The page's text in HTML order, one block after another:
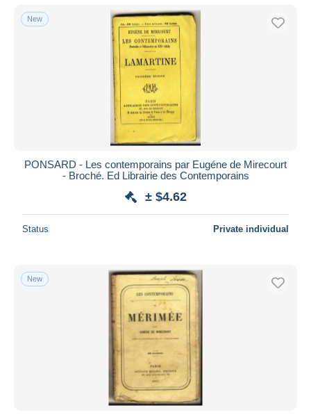
New
PONSARD - Les contemporains par Eugéne de Mirecourt
- Broché. Ed Librairie des Contemporains
± $4.62
Status Private individual
New